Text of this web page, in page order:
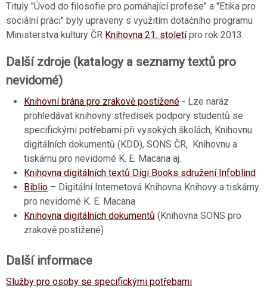
Tituly "Úvod do filosofie pro pomáhající profese" a "Etika pro
sociální práci" byly upraveny s využitím dotačního programu
Ministerstva kultury ČR Knihovna 21. stoletípro rok 2013.
Další zdroje (katalogy a seznamy textů pro
nevidomé)
Knihovní brána pro zrakově postižené - Lze naráz
prohledávat knihovny středisek podpory studentů se
specifickými potřebami při vysokých školách, Knihovnu
digitálních dokumentů (KDD), SONS ČR, Knihovnu a
tiskárnu pro nevidomé K. E. Macana aj.
Knihovna digitálních textů Digi Books sdružení Infoblind
Biblio – Digitální Internetová Knihovna Knihovy a tiskárny
pro nevidomé K. E. Macana
Knihovna digitálních dokumentů (Knihovna SONS pro
zrakově postižené)
Další informace
Služby pro osoby se specifickými potřebami